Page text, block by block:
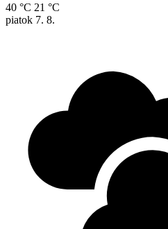
40 °C 21 °C
piatok 7. 8.